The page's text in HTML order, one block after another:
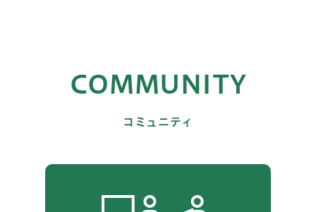
COMMUNITY
コミュニティ